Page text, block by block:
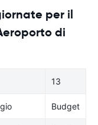
per il
di
13
Budget